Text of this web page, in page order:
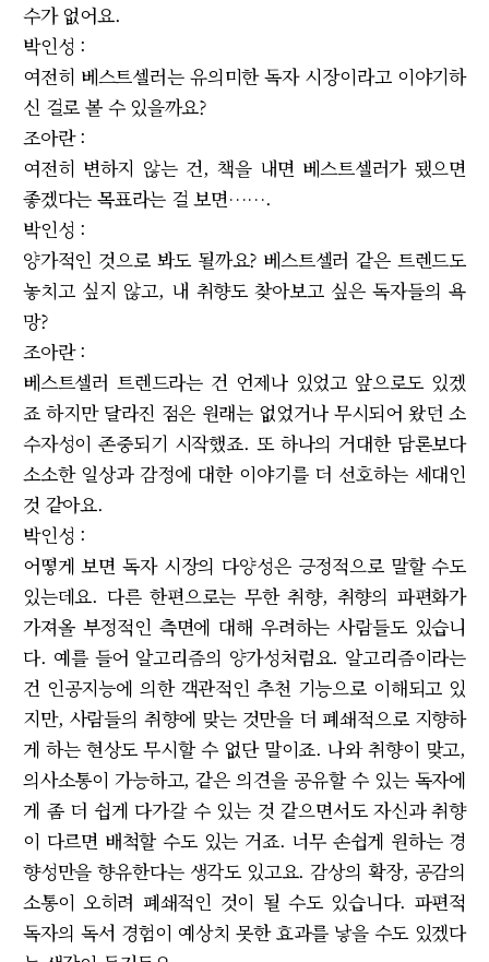
수가 없어요.
박인성 :
여전히 베스트셀러는 유의미한 독자 시장이라고 이야기하
신 걸로 볼 수 있을까요?
조아란 :
여전히 변하지 않는 건, 책을 내면 베스트셀러가 됐으면
좋겠다는 목표라는 걸 보면…….
박인성 :
양가적인 것으로 봐도 될까요? 베스트셀러 같은 트렌드도
놓치고 싶지 않고, 내 취향도 찾아보고 싶은 독자들의 욕
망?
조아란 :
베스트셀러 트렌드라는 건 언제나 있었고 앞으로도 있겠
죠 하지만 달라진 점은 원래는 없었거나 무시되어 왔던 소
수자성이 존중되기 시작했죠. 또 하나의 거대한 담론보다
소소한 일상과 감정에 대한 이야기를 더 선호하는 세대인
것 같아요.
박인성 :
어떻게 보면 독자 시장의 다양성은 긍정적으로 말할 수도
있는데요. 다른 한편으로는 무한 취향, 취향의 파편화가
가져올 부정적인 측면에 대해 우려하는 사람들도 있습니
다. 예를 들어 알고리즘의 양가성처럼요. 알고리즘이라는
건 인공지능에 의한 객관적인 추천 기능으로 이해되고 있
지만, 사람들의 취향에 맞는 것만을 더 폐쇄적으로 지향하
게 하는 현상도 무시할 수 없단 말이죠. 나와 취향이 맞고,
의사소통이 가능하고, 같은 의견을 공유할 수 있는 독자에
게 좀 더 쉽게 다가갈 수 있는 것 같으면서도 자신과 취향
이 다르면 배척할 수도 있는 거죠. 너무 손쉽게 원하는 경
향성만을 향유한다는 생각도 있고요. 감상의 확장, 공감의
소통이 오히려 폐쇄적인 것이 될 수도 있습니다. 파편적
독자의 독서 경험이 예상치 못한 효과를 낳을 수도 있겠다